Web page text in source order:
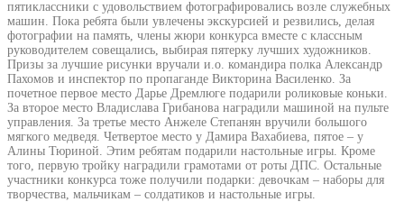
пятиклассники с удовольствием фотографировались возле служебных
машин. Пока ребята были увлечены экскурсией и резвились, делая
фотографии на память, члены жюри конкурса вместе с классным
руководителем совещались, выбирая пятерку лучших художников.
Призы за лучшие рисунки вручали и.о. командира полка Александр
Пахомов и инспектор по пропаганде Викторина Василенко. За
почетное первое место Дарье Дремлюге подарили роликовые коньки.
За второе место Владислава Грибанова наградили машиной на пульте
управления. За третье место Анжеле Степанян вручили большого
мягкого медведя. Четвертое место у Дамира Вахабиева, пятое – у
Алины Тюриной. Этим ребятам подарили настольные игры. Кроме
того, первую тройку наградили грамотами от роты ДПС. Остальные
участники конкурса тоже получили подарки: девочкам – наборы для
творчества, мальчикам – солдатиков и настольные игры.